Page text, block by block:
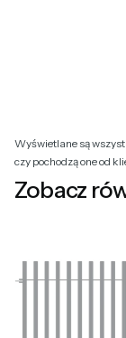
Wyświetlane są
czy pochodzą one od
Zobacz